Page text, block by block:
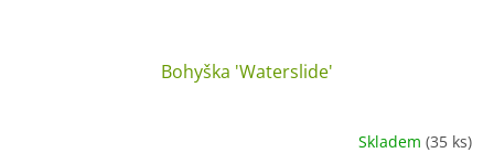
Bohyška 'Waterslide'
Skladem (35 ks)